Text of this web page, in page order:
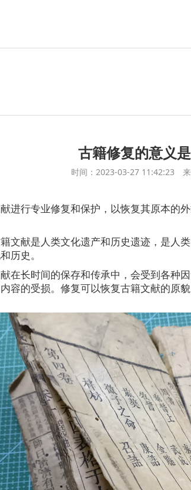
古籍修复的意义
时间：2023-03-27 11:42:23
进行专业修复和保护，以恢复其原本的
文献是人类文化遗产和历史遗迹，是人
历史。
在长时间的保存和传承中，会受到各种
容的受损。修复可以恢复古籍文献的原